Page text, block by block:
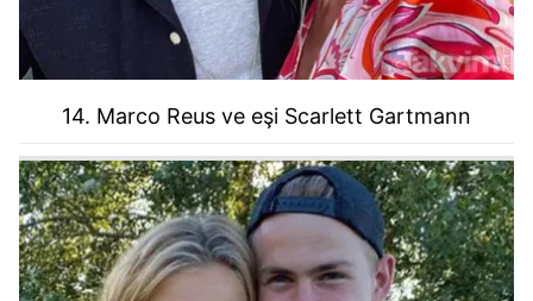
14. Marco Reus ve eşi Scarlett Gartmann